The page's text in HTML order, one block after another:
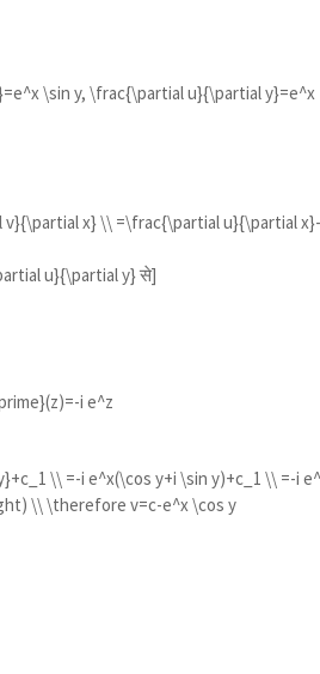
\sin y, \frac{\partial u}{\partial y}=e^x
x} \\ =\frac{\partial u}{\partial
u}{\partial y}से]
i e^z
\\ =-i e^x(\cos y+i \sin y)+c_1 \\ =-i
\\ \therefore v=c-e^x \cos y